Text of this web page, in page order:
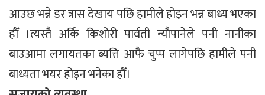
आउछ भन्ने डर त्रास देखाय पछि हामीले होइन भन्न बाध्य भएका
हौँ ।त्यस्तै अर्कि किशोरी पार्वती न्यौपानेले पनी नानीका
बाउआमा लगायतका ब्यत्ति आफै चुप्प लागेपछि हामीले पनी
बाध्यता भयर होइन भनेका हौँ।